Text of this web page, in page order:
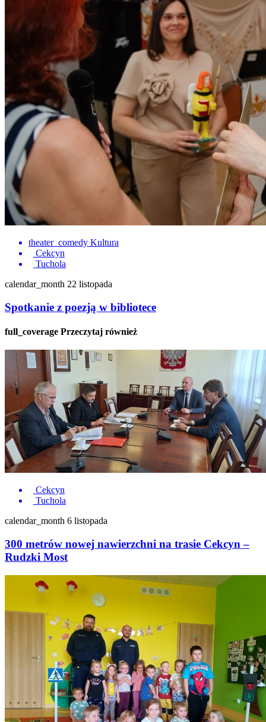
theater_comedy Kultura
Cekcyn
Tuchola
calendar_month 22 listopada
Spotkanie z poezją w bibliotece
full_coverage Przeczytaj również
Cekcyn
Tuchola
calendar_month 6 listopada
300 metrów nowej nawierzchni na trasie Cekcyn –
Rudzki Most